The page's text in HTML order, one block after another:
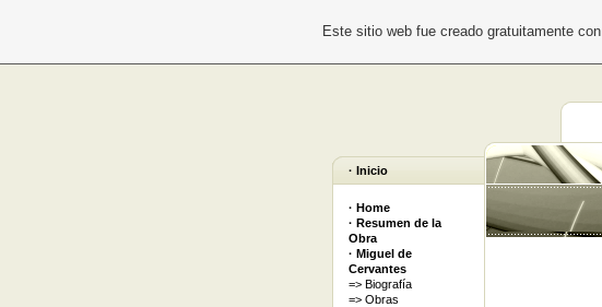
· Inicio
· Home
· Resumen de la
Obra
· Miguel de
Cervantes
=> Biografía
=> Obras
Este sitio web fue creado gratuitamente con